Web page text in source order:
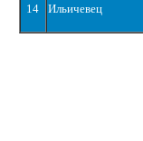
14 Ильичевец